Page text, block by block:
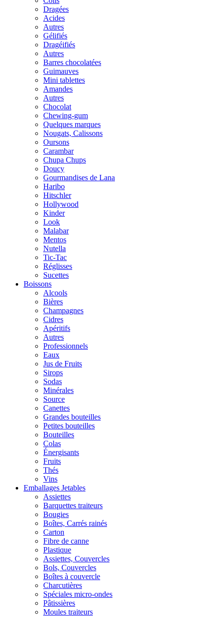
Dragées
Acides
Autres
Gélifiés
Dragéifiés
Autres
Barres chocolatées
Guimauves
Mini tablettes
Amandes
Autres
Chocolat
Chewing-gum
Quelques marques
Nougats, Calissons
Oursons
Carambar
Chupa Chups
Doucy
Gourmandises de Lana
Haribo
Hitschler
Hollywood
Kinder
Look
Malabar
Mentos
Nutella
Tic-Tac
Réglisses
Sucettes
Boissons
Alcools
Bières
Champagnes
Cidres
Apéritifs
Autres
Professionnels
Eaux
Jus de Fruits
Sirops
Sodas
Minérales
Source
Canettes
Grandes bouteilles
Petites bouteilles
Bouteilles
Colas
Énergisants
Fruits
Thés
Vins
Emballages Jetables
Assiettes
Barquettes traiteurs
Bougies
Boîtes, Carrés rainés
Carton
Fibre de canne
Plastique
Assiettes, Couvercles
Bols, Couvercles
Boîtes à couvercle
Charcutières
Spéciales micro-ondes
Pâtissières
Moules traiteurs